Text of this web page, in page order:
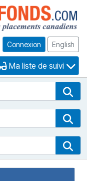
Connexion English
Ma liste de suivi